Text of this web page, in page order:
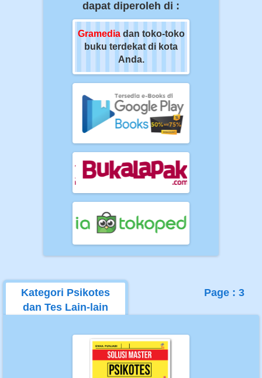
dapat diperoleh di :
Gramedia dan toko-toko
buku terdekat di kota
Anda.
Kategori Psikotes
dan Tes Lain-lain
Page : 3